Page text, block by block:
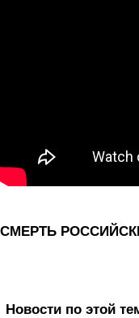
СМЕРТЬ
Новости по этой